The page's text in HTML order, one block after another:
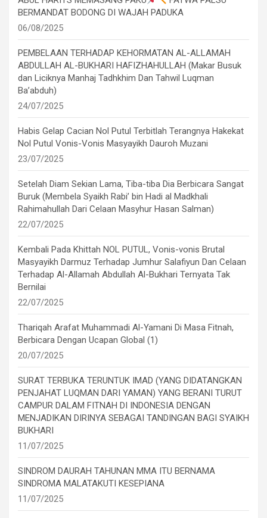
BERMANDAT BODONG DI WAJAH PADUKA
06/08/2025
PEMBELAAN TERHADAP KEHORMATAN AL-ALLAMAH
ABDULLAH AL-BUKHARI HAFIZHAHULLAH (Makar Busuk
dan Liciknya Manhaj Tadhkhim Dan Tahwil Luqman
Ba’abduh)
24/07/2025
Habis Gelap Cacian Nol Putul Terbitlah Terangnya Hakekat
Nol Putul Vonis-Vonis Masyayikh Dauroh Muzani
23/07/2025
Setelah Diam Sekian Lama, Tiba-tiba Dia Berbicara Sangat
Buruk (Membela Syaikh Rabi’ bin Hadi al Madkhali
Rahimahullah Dari Celaan Masyhur Hasan Salman)
22/07/2025
Kembali Pada Khittah NOL PUTUL, Vonis-vonis Brutal
Masyayikh Darmuz Terhadap Jumhur Salafiyun Dan Celaan
Terhadap Al-Allamah Abdullah Al-Bukhari Ternyata Tak
Bernilai
22/07/2025
Thariqah Arafat Muhammadi Al-Yamani Di Masa Fitnah,
Berbicara Dengan Ucapan Global (1)
20/07/2025
SURAT TERBUKA TERUNTUK IMAD (YANG DIDATANGKAN
PENJAHAT LUQMAN DARI YAMAN) YANG BERANI TURUT
CAMPUR DALAM FITNAH DI INDONESIA DENGAN
MENJADIKAN DIRINYA SEBAGAI TANDINGAN BAGI SYAIKH
BUKHARI
11/07/2025
SINDROM DAURAH TAHUNAN MMA ITU BERNAMA
SINDROMA MALATAKUTI KESEPIANA
11/07/2025